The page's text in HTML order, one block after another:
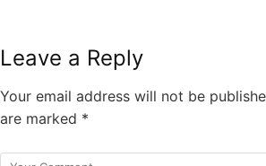
Leave a Reply
Your email address will not be
are marked *